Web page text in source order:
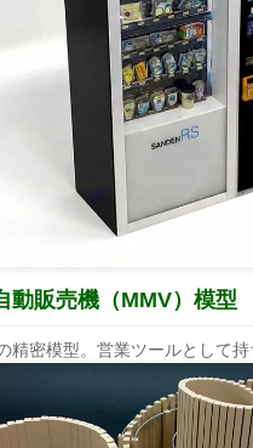
動販売機（MMV）模型
精密模型。営業ツールとして持